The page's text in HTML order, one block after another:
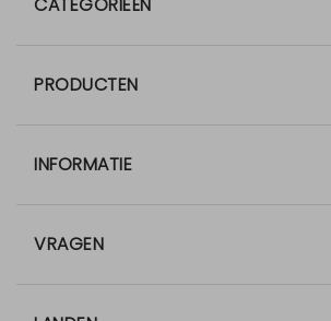
CATEGORIEËN
PRODUCTEN
INFORMATIE
VRAGEN